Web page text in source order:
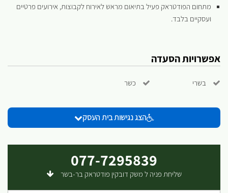
מתחום הפודטראק פעיל בתיאום מראש לאירוח לקבוצות, אירועים פרטיים
ועסקיים בלבד.
אפשרויות הסעדה
בשרי כשר
הצג נגישות בית העסק
077-7295839
שליחת פניה ל משק דובקין פודטראק בר-בשר